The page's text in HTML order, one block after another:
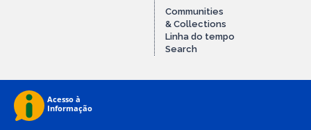
Communities
& Collections
Linha do tempo
Search